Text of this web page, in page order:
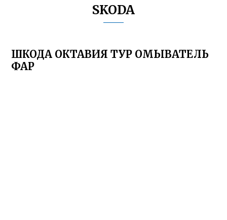
SKODA
ШКОДА ОКТАВИЯ ТУР ОМЫВАТЕЛЬ
ФАР